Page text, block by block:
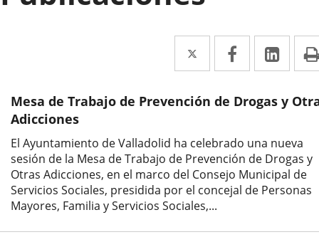
Twitter
Enlace
a
una
externa.
Facebook
Enlace
a
una
externa.
a
una
Mesa de Trabajo de Prevención de Drogas y
Adicciones
El Ayuntamiento de Valladolid ha celebrado una nueva
sesión de la Mesa de Trabajo de Prevención de Drogas y
Otras Adicciones, en el marco del Consejo Municipal de
Servicios Sociales, presidida por el concejal de Personas
Mayores, Familia y Servicios Sociales,...